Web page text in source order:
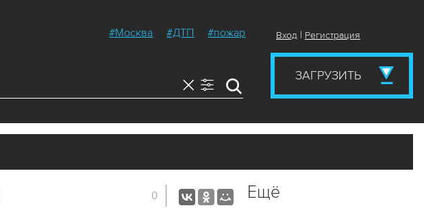
#Москва #ДТП #пожар Вход | Регистрация
ЗАГРУЗИТЬ
0 Ещё